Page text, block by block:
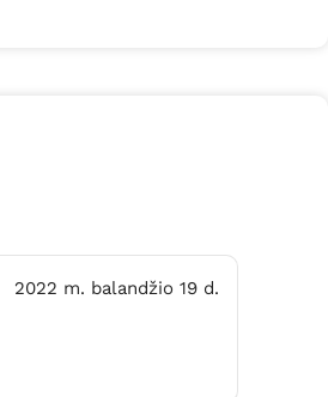
2022 m. balandžio 19 d.